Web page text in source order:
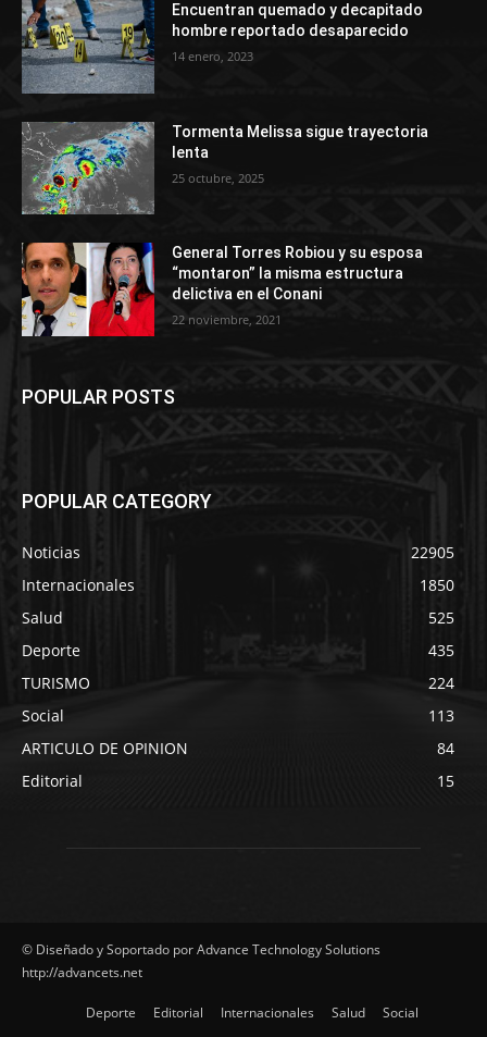
Encuentran quemado y decapitado
hombre reportado desaparecido
14 enero, 2023
Tormenta Melissa sigue trayectoria
lenta
25 octubre, 2025
General Torres Robiou y su esposa
“montaron” la misma estructura
delictiva en el Conani
22 noviembre, 2021
POPULAR POSTS
POPULAR CATEGORY
Noticias
22905
Internacionales
1850
Salud
525
Deporte
435
TURISMO
224
Social
113
ARTICULO DE OPINION
84
Editorial
15
© Diseñado y Soportado por Advance Technology Solutions
http://advancets.net
Deporte Editorial Internacionales Salud Social